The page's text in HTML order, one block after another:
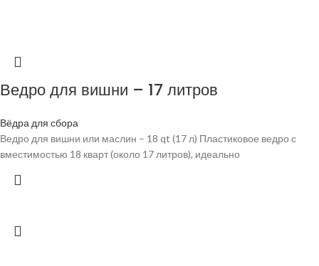
Ведро для вишни – 17 литров
Вёдра для сбора
Ведро для вишни или маслин – 18 qt (17 л) Пластиковое ведро с
вместимостью 18 кварт (около 17 литров), идеально